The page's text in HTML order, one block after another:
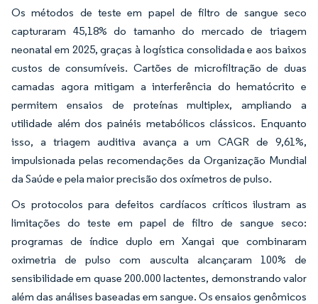
Os métodos de teste em papel de filtro de sangue seco
capturaram 45,18% do tamanho do mercado de triagem
neonatal em 2025, graças à logística consolidada e aos baixos
custos de consumíveis. Cartões de microfiltração de duas
camadas agora mitigam a interferência do hematócrito e
permitem ensaios de proteínas multiplex, ampliando a
utilidade além dos painéis metabólicos clássicos. Enquanto
isso, a triagem auditiva avança a um CAGR de 9,61%,
impulsionada pelas recomendações da Organização Mundial
da Saúde e pela maior precisão dos oxímetros de pulso.
Os protocolos para defeitos cardíacos críticos ilustram as
limitações do teste em papel de filtro de sangue seco:
programas de índice duplo em Xangai que combinaram
oximetria de pulso com ausculta alcançaram 100% de
sensibilidade em quase 200.000 lactentes, demonstrando valor
além das análises baseadas em sangue. Os ensaios genômicos